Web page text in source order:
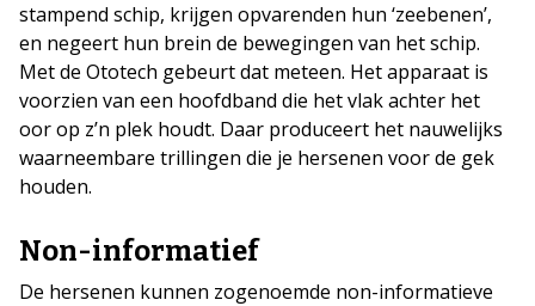
stampend schip, krijgen opvarenden hun ‘zeebenen’,
en negeert hun brein de bewegingen van het schip.
Met de Ototech gebeurt dat meteen. Het apparaat is
voorzien van een hoofdband die het vlak achter het
oor op z’n plek houdt. Daar produceert het nauwelijks
waarneembare trillingen die je hersenen voor de gek
houden.
Non-informatief
De hersenen kunnen zogenoemde non-informatieve